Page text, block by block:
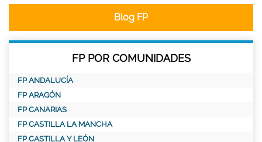
Blog FP
FP POR COMUNIDADES
FP ANDALUCÍA
FP ARAGÓN
FP CANARIAS
FP CASTILLA LA MANCHA
FP CASTILLA Y LEÓN